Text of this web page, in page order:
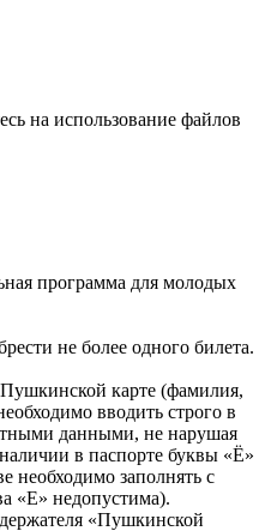
на использование файлов
программа для молодых
не более одного билета.
карте (фамилия,
вводить строго в
данными, не нарушая
в паспорте буквы «Ё»
необходимо заполнять с
«Е» недопустима).
держателя «Пушкинской